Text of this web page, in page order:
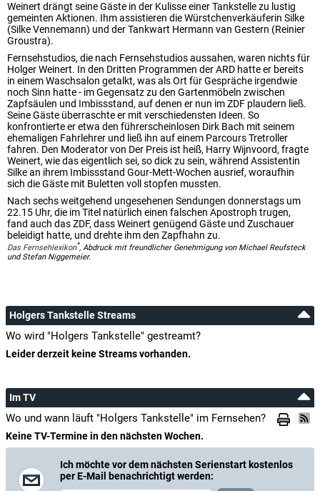
Weinert drängt seine Gäste in der Kulisse einer Tankstelle zu lustig
gemeinten Aktionen. Ihm assistieren die Würstchenverkäuferin Silke
(Silke Vennemann) und der Tankwart Hermann van Gestern (Reinier
Groustra).
Fernsehstudios, die nach Fernsehstudios aussahen, waren nichts für
Holger Weinert. In den Dritten Programmen der ARD hatte er bereits
in einem Waschsalon getalkt, was als Ort für Gespräche irgendwie
noch Sinn hatte - im Gegensatz zu den Gartenmöbeln zwischen
Zapfsäulen und Imbissstand, auf denen er nun im ZDF plaudern ließ.
Seine Gäste überraschte er mit verschiedensten Ideen. So
konfrontierte er etwa den führerscheinlosen Dirk Bach mit seinem
ehemaligen Fahrlehrer und ließ ihn auf einem Parcours Tretroller
fahren. Den Moderator von Der Preis ist heiß, Harry Wijnvoord, fragte
Weinert, wie das eigentlich sei, so dick zu sein, während Assistentin
Silke an ihrem Imbissstand Gour-Mett-Wochen ausrief, woraufhin
sich die Gäste mit Buletten voll stopfen mussten.
Nach sechs weitgehend ungesehenen Sendungen donnerstags um
22.15 Uhr, die im Titel natürlich einen falschen Apostroph trugen,
fand auch das ZDF, dass Weinert genügend Gäste und Zuschauer
beleidigt hatte, und drehte ihm den Zapfhahn zu.
Das Fernsehlexikon*, Abdruck mit freundlicher Genehmigung von Michael Reufsteck
und Stefan Niggemeier.
Holgers Tankstelle Streams
Wo wird "Holgers Tankstelle" gestreamt?
Leider derzeit keine Streams vorhanden.
Im TV
Wo und wann läuft "Holgers Tankstelle" im Fernsehen?
Keine TV-Termine in den nächsten Wochen.
Ich möchte vor dem nächsten Serienstart kostenlos
per E-Mail benachrichtigt werden: